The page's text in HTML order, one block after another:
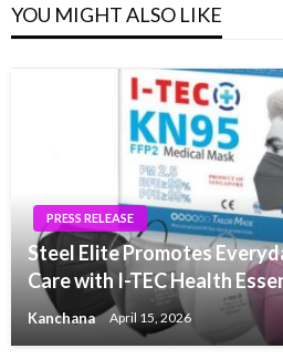
YOU MIGHT ALSO LIKE
PRESS RELEASE
Steel Elite Promotes
Care with I-TEC Health
Kanchana April 15, 2026